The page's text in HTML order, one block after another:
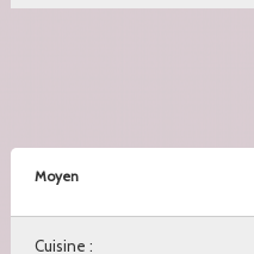
Moyen
Cuisine :